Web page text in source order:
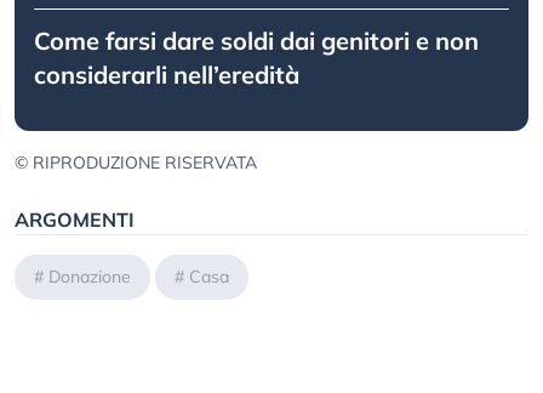
Come farsi dare soldi dai genitori e non
considerarli nell’eredità
© RIPRODUZIONE RISERVATA
ARGOMENTI
# Donazione # Casa